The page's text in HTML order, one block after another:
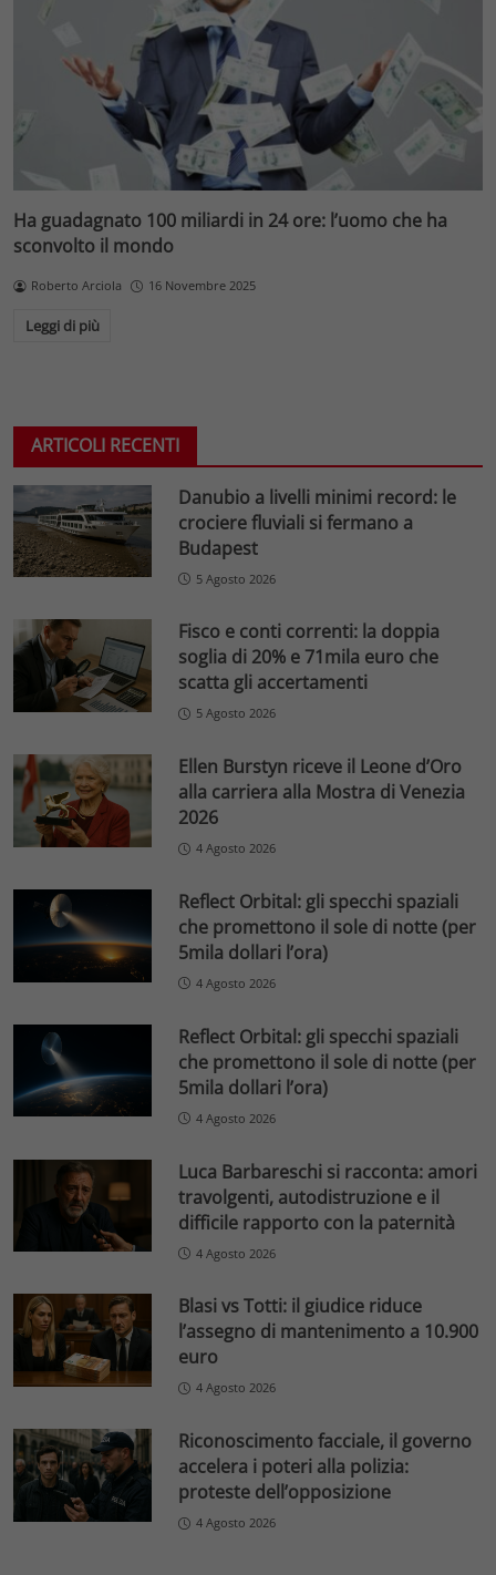
Ha guadagnato 100 miliardi in 24 ore: l’uomo che ha
sconvolto il mondo
Roberto Arciola 16 Novembre 2025
Leggi di più
ARTICOLI RECENTI
Danubio a livelli minimi record: le
crociere fluviali si fermano a
Budapest
5 Agosto 2026
Fisco e conti correnti: la doppia
soglia di 20% e 71mila euro che
scatta gli accertamenti
5 Agosto 2026
Ellen Burstyn riceve il Leone d’Oro
alla carriera alla Mostra di Venezia
2026
4 Agosto 2026
Reflect Orbital: gli specchi spaziali
che promettono il sole di notte (per
5mila dollari l’ora)
4 Agosto 2026
Reflect Orbital: gli specchi spaziali
che promettono il sole di notte (per
5mila dollari l’ora)
4 Agosto 2026
Luca Barbareschi si racconta: amori
travolgenti, autodistruzione e il
difficile rapporto con la paternità
4 Agosto 2026
Blasi vs Totti: il giudice riduce
l’assegno di mantenimento a 10.900
euro
4 Agosto 2026
Riconoscimento facciale, il governo
accelera i poteri alla polizia:
proteste dell’opposizione
4 Agosto 2026